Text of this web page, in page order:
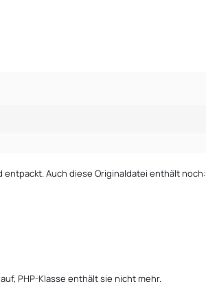
Auch diese Originaldatei enthält noch:
PHP-Klasse enthält sie nicht mehr.